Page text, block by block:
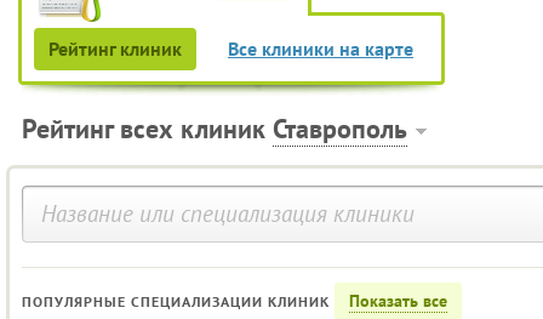
Рейтинг клиник Все клиники на карте
Рейтинг всех клиник Ставрополь
ПОПУЛЯРНЫЕ СПЕЦИАЛИЗАЦИИ КЛИНИК Показать все